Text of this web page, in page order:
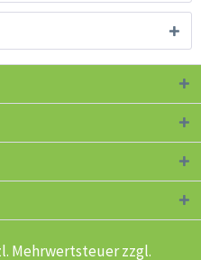
Mehrwertsteuer zzgl.